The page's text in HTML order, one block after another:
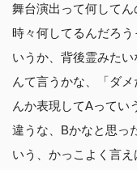
舞台演出って何して
時々何してるんだろ
いうか、背後霊みた
んて言うかな、「ダ
んか表現してAってい
違うな、Bかなと思っ
いう、かっこよく言